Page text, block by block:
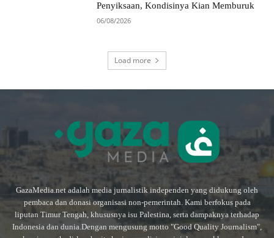
Penyiksaan, Kondisinya Kian Memburuk
06/08/2026
Load more
GazaMedia.net adalah media jurnalistik independen yang didukung oleh
pembaca dan donasi organisasi non-pemerintah. Kami berfokus pada
liputan Timur Tengah, khususnya isu Palestina, serta dampaknya terhadap
Indonesia dan dunia.Dengan mengusung motto "Good Quality Journalism",